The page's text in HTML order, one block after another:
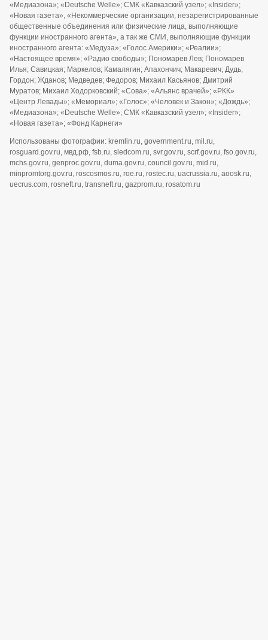
«Медиазона»; «Deutsche Welle»; СМК «Кавказский узел»; «Insider»;
«Новая газета», «Некоммерческие организации, незарегистрированные
общественные объединения или физические лица, выполняющие
функции иностранного агента», а так же СМИ, выполняющие функции
иностранного агента: «Медуза»; «Голос Америки»; «Реалии»;
«Настоящее время»; «Радио свободы»; Пономарев Лев; Пономарев
Илья; Савицкая; Маркелов; Камалягин; Апахончич; Макаревич; Дудь;
Гордон; Жданов; Медведев; Федоров; Михаил Касьянов; Дмитрий
Муратов; Михаил Ходорковский; «Сова»; «Альянс врачей»; «РКК»
«Центр Левады»; «Мемориал»; «Голос»; «Человек и Закон»; «Дождь»;
«Медиазона»; «Deutsche Welle»; СМК «Кавказский узел»; «Insider»;
«Новая газета»; «Фонд Карнеги»
Использованы фотографии: kremlin.ru, government.ru, mil.ru,
rosguard.gov.ru, мвд.рф, fsb.ru, sledcom.ru, svr.gov.ru, scrf.gov.ru, fso.gov.ru,
mchs.gov.ru, genproc.gov.ru, duma.gov.ru, council.gov.ru, mid.ru,
minpromtorg.gov.ru, roscosmos.ru, roe.ru, rostec.ru, uacrussia.ru, aoosk.ru,
uecrus.com, rosneft.ru, transneft.ru, gazprom.ru, rosatom.ru